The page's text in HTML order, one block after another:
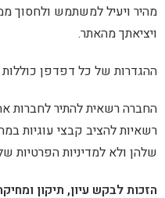
מהיר ויעיל למשתמש ולחסוך
ויציאתך מהאתר.
ההגדרות של כל דפדפן
החברה רשאית להתיר לחברות
רשאיות להציב קבצי עוגיות
שלהן ולא למדיניות הפרטיות
הזכות לבקש עיון, תיקון